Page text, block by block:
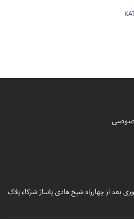
بعد از چهارراه شیخ هادی پاساژ شرکاء پلاک